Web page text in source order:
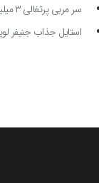
سر مربی پرتغالی ۳ میلیون دلار می‌گیرد به پرسپولیس می‌آید
استایل جذاب جنیفر